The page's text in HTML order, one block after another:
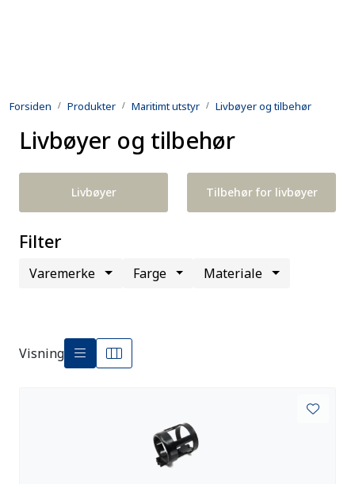
Forsiden Produkter Maritimt utstyr Livbøyer og tilbehør
Livbøyer og tilbehør
Livbøyer Tilbehør for livbøyer
Filter
Varemerke Farge Materiale
Visning
Utleie
Kontroll og reparasjon
Forsvarsindustri
Utvikling
Kontakt oss